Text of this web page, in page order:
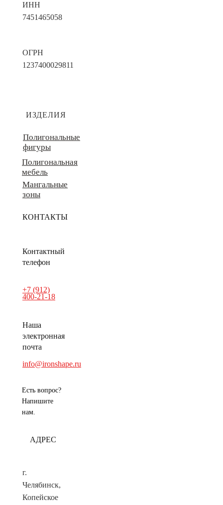
ИНН
7451465058
ОГРН
1237400029811
ИЗДЕЛИЯ
Полигональные
фигуры
Полигональная
мебель
Мангальные
зоны
КОНТАКТЫ
Контактный
телефон
+7 (912)
400-21-18
Наша
электронная
почта
info@ironshape.ru
Есть вопрос?
Напишите
нам.
АДРЕС
г.
Челябинск,
Копейское